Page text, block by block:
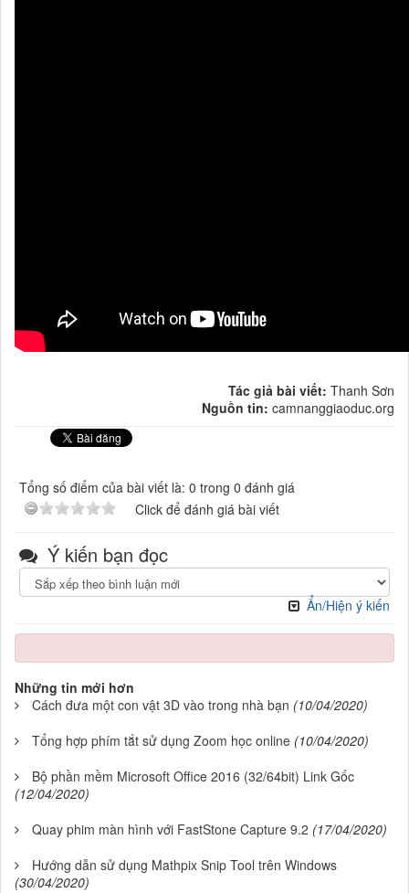
Tác giả bài viết: Thanh Sơn
Nguồn tin: camnanggiaoduc.org
Tổng số điểm của bài viết là: 0 trong 0 đánh giá
Click để đánh giá bài viết
Ý kiến bạn đọc
Ẩn/Hiện ý kiến
Những tin mới hơn
Cách đưa một con vật 3D vào trong nhà bạn (10/04/2020)
Tổng hợp phím tắt sử dụng Zoom học online (10/04/2020)
Bộ phần mềm Microsoft Office 2016 (32/64bit) Link Gốc
(12/04/2020)
Quay phim màn hình với FastStone Capture 9.2 (17/04/2020)
Hướng dẫn sử dụng Mathpix Snip Tool trên Windows
(30/04/2020)